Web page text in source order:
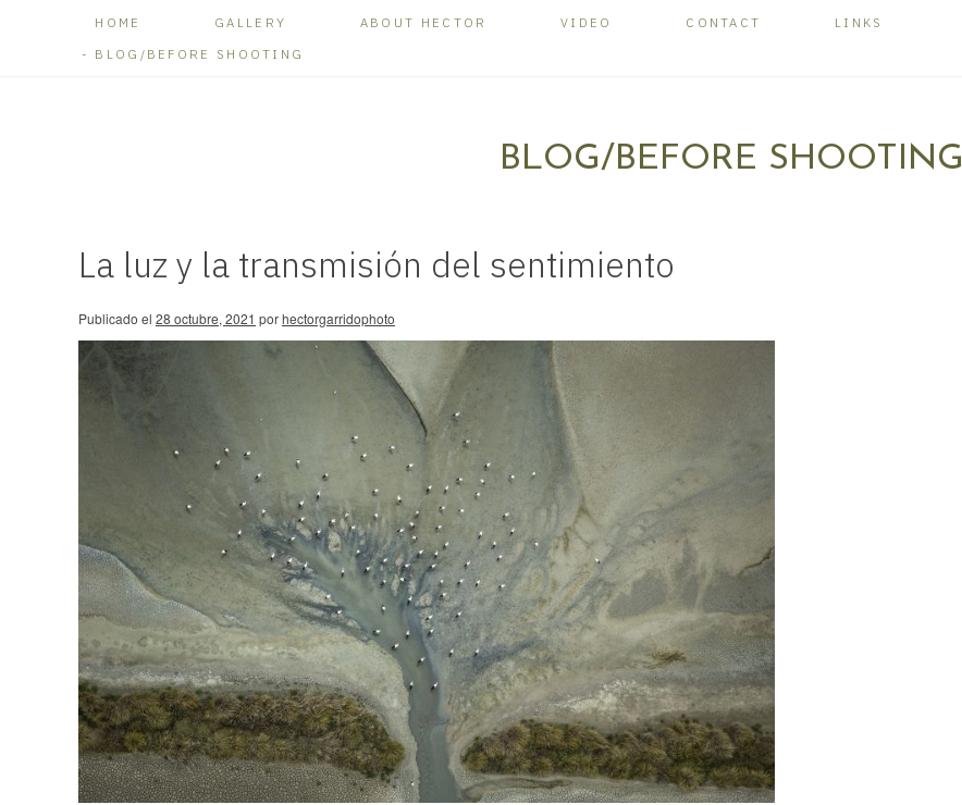
HOME GALLERY ABOUT HECTOR VIDEO CONTACT
LINKS
BLOG/BEFORE SHOOTING
BLOG/BEFORE SHOOTING
La luz y la transmisión del sentimiento
Publicado el 28 octubre, 2021 porhectorgarridophoto